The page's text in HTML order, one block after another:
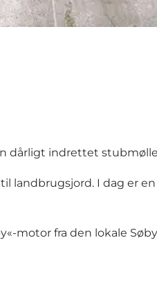
dårligt indrettet stubmølle
I dag er
motor fra den lokale